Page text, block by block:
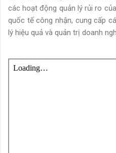
các hoạt động quản lý rủi ro
quốc tế công nhận, cung cấp
lý hiệu quả và quản trị doanh